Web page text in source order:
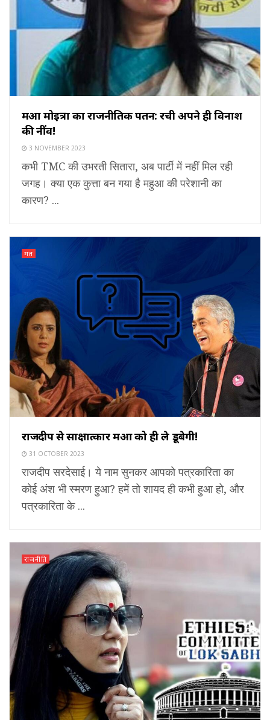
महुआ मोइत्रा का राजनीतिक पतन: रची अपने ही विनाश
की नींव!
3 NOVEMBER 2023
कभी TMC की उभरती सितारा, अब पार्टी में नहीं मिल रही
जगह। क्या एक कुत्ता बन गया है महुआ की परेशानी का
कारण? ...
मत
राजदीप से साक्षात्कार महुआ को ही ले डूबेगी!
31 OCTOBER 2023
राजदीप सरदेसाई। ये नाम सुनकर आपको पत्रकारिता का
कोई अंश भी स्मरण हुआ? हमें तो शायद ही कभी हुआ हो, और
पत्रकारिता के ...
राजनीति